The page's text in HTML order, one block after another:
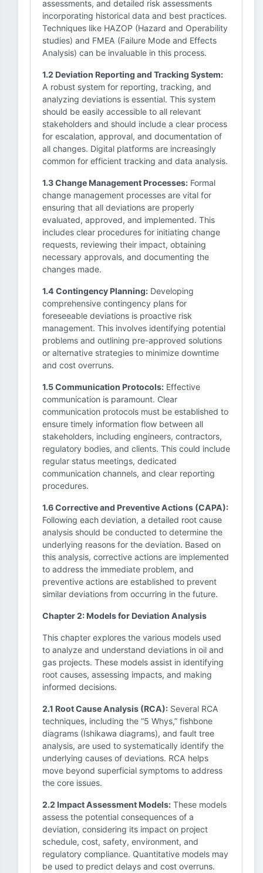
assessments, and detailed risk assessments
incorporating historical data and best practices.
Techniques like HAZOP (Hazard and Operability
studies) and FMEA (Failure Mode and Effects
Analysis) can be invaluable in this process.
1.2 Deviation Reporting and Tracking System:
A robust system for reporting, tracking, and
analyzing deviations is essential. This system
should be easily accessible to all relevant
stakeholders and should include a clear process
for escalation, approval, and documentation of
all changes. Digital platforms are increasingly
common for efficient tracking and data analysis.
1.3 Change Management Processes: Formal
change management processes are vital for
ensuring that all deviations are properly
evaluated, approved, and implemented. This
includes clear procedures for initiating change
requests, reviewing their impact, obtaining
necessary approvals, and documenting the
changes made.
1.4 Contingency Planning: Developing
comprehensive contingency plans for
foreseeable deviations is proactive risk
management. This involves identifying potential
problems and outlining pre-approved solutions
or alternative strategies to minimize downtime
and cost overruns.
1.5 Communication Protocols: Effective
communication is paramount. Clear
communication protocols must be established to
ensure timely information flow between all
stakeholders, including engineers, contractors,
regulatory bodies, and clients. This could include
regular status meetings, dedicated
communication channels, and clear reporting
procedures.
1.6 Corrective and Preventive Actions (CAPA):
Following each deviation, a detailed root cause
analysis should be conducted to determine the
underlying reasons for the deviation. Based on
this analysis, corrective actions are implemented
to address the immediate problem, and
preventive actions are established to prevent
similar deviations from occurring in the future.
Chapter 2: Models for Deviation Analysis
This chapter explores the various models used
to analyze and understand deviations in oil and
gas projects. These models assist in identifying
root causes, assessing impacts, and making
informed decisions.
2.1 Root Cause Analysis (RCA): Several RCA
techniques, including the “5 Whys,” fishbone
diagrams (Ishikawa diagrams), and fault tree
analysis, are used to systematically identify the
underlying causes of deviations. RCA helps
move beyond superficial symptoms to address
the core issues.
2.2 Impact Assessment Models: These models
assess the potential consequences of a
deviation, considering its impact on project
schedule, cost, safety, environment, and
regulatory compliance. Quantitative models may
be used to predict delays and cost overruns.